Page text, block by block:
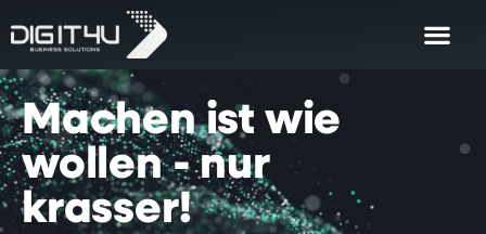
Machen ist wie
wollen - nur
krasser!